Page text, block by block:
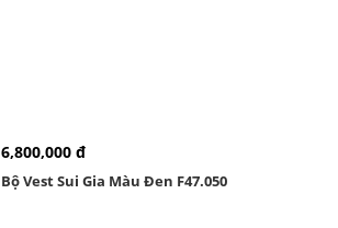
6,800,000 đ
Bộ Vest Sui Gia Màu Đen F47.050